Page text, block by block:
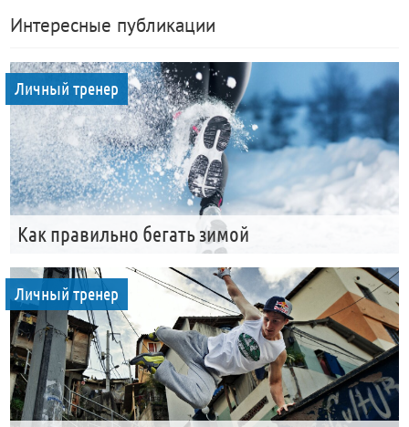
Интересные публикации
Личный тренер
Как правильно бегать зимой
Личный тренер